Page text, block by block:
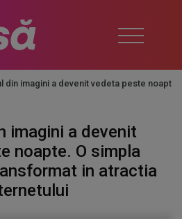
din imagini a devenit vedeta peste
imagini a devenit
noapte. O simpla
in atractia